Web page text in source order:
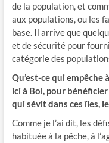
de la population, et
aux populations, ou les
base. Il arrive que
et de sécurité pour
catégorie des
Qu’est-ce qui empêche
ici à Bol, pour
qui sévit dans ces îles,
Comme je l’ai dit, les
habituée à la pêche, à